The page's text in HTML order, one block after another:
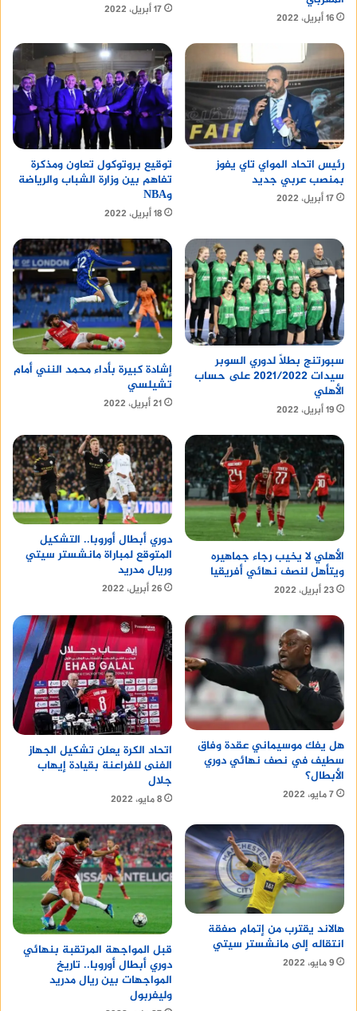
16 أبريل، 2022
17 أبريل، 2022
رئيس اتحاد المواي تاي يفوز
بمنصب عربي جديد
17 أبريل، 2022
توقيع بروتوكول تعاون ومذكرة
تفاهم بين وزارة الشباب والرياضة
وNBA
18 أبريل، 2022
سبورتنج بطلًا لدوري السوبر
سيدات 2021/2022 على حساب
الأهلي
19 أبريل، 2022
إشادة كبيرة بأداء محمد النني أمام
تشيلسي
21 أبريل، 2022
الأهلي لا يخيب رجاء جماهيره
ويتأهل لنصف نهائي أفريقيا
23 أبريل، 2022
دوري أبطال أوروبا.. التشكيل
المتوقع لمباراة مانشستر سيتي
وريال مدريد
26 أبريل، 2022
هل يفك موسيماني عقدة وفاق
سطيف في نصف نهائي دوري
الأبطال؟
7 مايو، 2022
اتحاد الكرة يعلن تشكيل الجهاز
الفنى للفراعنة بقيادة إيهاب
جلال
8 مايو، 2022
هالاند يقترب من إتمام صفقة
انتقاله إلى مانشستر سيتي
9 مايو، 2022
قبل المواجهة المرتقبة بنهائي
دوري أبطال أوروبا.. تاريخ
المواجهات بين ريال مدريد
وليفربول